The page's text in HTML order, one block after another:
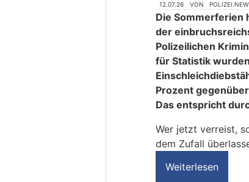
12.07.26 VON
Die Sommerferien
der
Polizeilichen
für Statistik
Prozent
Das entspricht
Wer jetzt verreist,
dem Zufall
Weiterlesen